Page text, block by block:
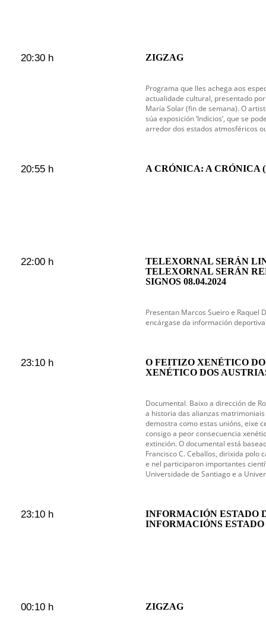
20:30 h ZIGZAG
Programa que lles achega aos
actualidade cultural, presentado
María Solar (fin de semana). O
súa exposición ‘Indicios’, que se
arredor dos estados atmosféricos
20:55 h A CRÓNICA: A CRÓNICA
22:00 h
TELEXORNAL SERÁN
TELEXORNAL SERÁN
SIGNOS 08.04.2024
Presentan Marcos Sueiro e Raquel
encárgase da información
23:10 h
O FEITIZO XENÉTICO
XENÉTICO DOS
Documental. Baixo a dirección de
a historia das alianzas
demostra como estas unións, eixe
consigo a peor consecuencia
extinción. O documental está
Francisco C. Ceballos, dirixida polo
e nel participaron importantes
Universidade de Santiago e a
23:10 h
INFORMACIÓN ESTADO
INFORMACIÓNS
00:10 h ZIGZAG